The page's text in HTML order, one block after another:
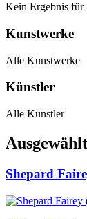
Kein Ergebnis für
Kunstwerke
Alle Kunstwerke
Künstler
Alle Künstler
Shepard